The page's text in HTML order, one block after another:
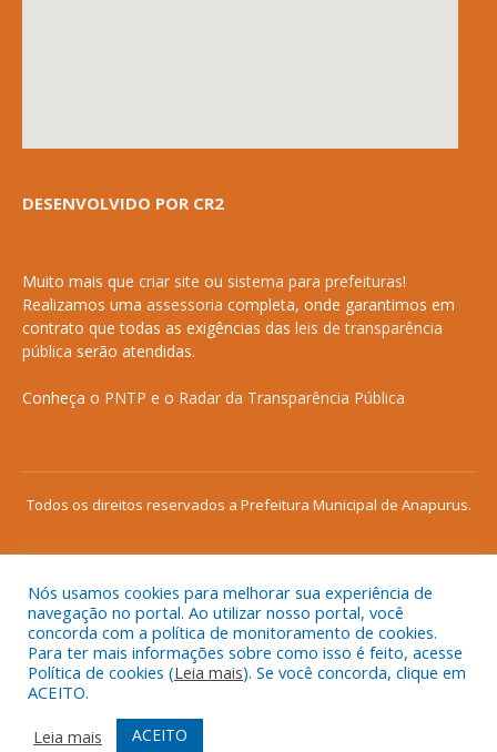
DESENVOLVIDO POR CR2
Muito mais que criar site ou sistema para prefeituras!
Realizamos uma assessoria completa, onde garantimos em
contrato que todas as exigências das leis de transparência
pública serão atendidas.
Conheça o PNTP e o Radar da Transparência Pública
Todos os direitos reservados a Prefeitura Municipal de Anapurus.
Mapa do Site
Acessar Área Administrativa
Acessar o Webmail
Nós usamos cookies para melhorar sua experiência de
navegação no portal. Ao utilizar nosso portal, você
concorda com a política de monitoramento de cookies.
Para ter mais informações sobre como isso é feito, acesse
Política de cookies (Leia mais). Se você concorda, clique em
ACEITO.
Leia mais
ACEITO